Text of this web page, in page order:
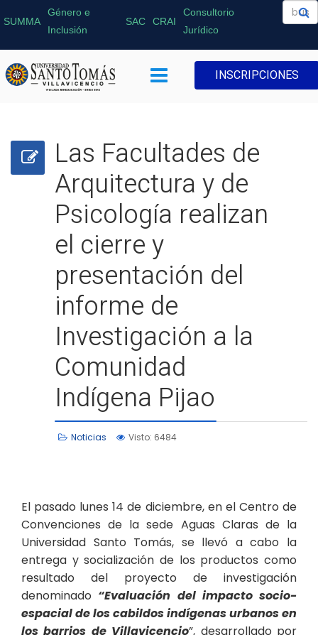
SUMMA
Género e
Inclusión
SAC CRAI
Consultorio
Jurídico
INSCRIPCIONES
Las Facultades de
Arquitectura y de
Psicología realizan
el cierre y
presentación del
informe de
Investigación a la
Comunidad
Indígena Pijao
Noticias Visto: 6484
El pasado lunes 14 de diciembre, en el Centro de
Convenciones de la sede Aguas Claras de la
Universidad Santo Tomás, se llevó a cabo la
entrega y socialización de los productos como
resultado del proyecto de investigación
denominado “Evaluación del impacto socio-
espacial de los cabildos indígenas urbanos en
los barrios de Villavicencio”, desarrollado por